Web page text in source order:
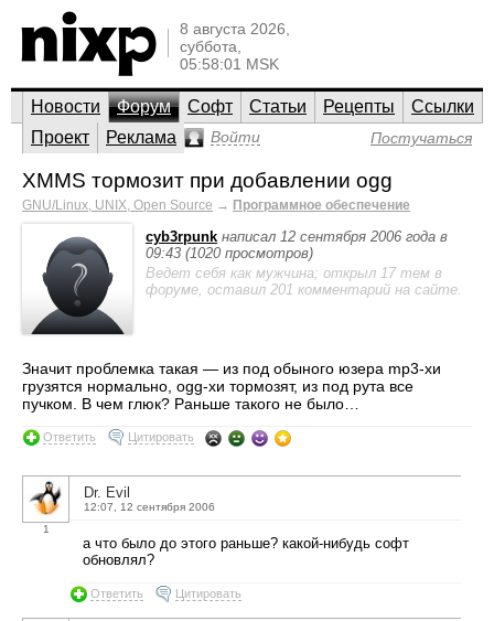
8 августа 2026,
суббота,
05:58:01 MSK
Новости Форум Софт Статьи Рецепты
Ссылки
Проект
Реклама Войти Постучаться
XMMS тормозит при добавлении ogg
GNU/Linux, UNIX, Open Source → Программное обеспечение
cyb3rpunk написал 12 сентября 2006 года в
09:43 (1020 просмотров)
Ведет себя как мужчина; открыл 17 тем в
форуме, оставил 201 комментарий на сайте.
Значит проблемка такая — из под обыного юзера mp3-хи
грузятся нормально, ogg-хи тормозят, из под рута все
пучком. В чем глюк? Раньше такого не было…
Ответить Цитировать
1
Dr. Evil
12:07, 12 сентября 2006
а что было до этого раньше? какой-нибудь софт
обновлял?
Ответить Цитировать